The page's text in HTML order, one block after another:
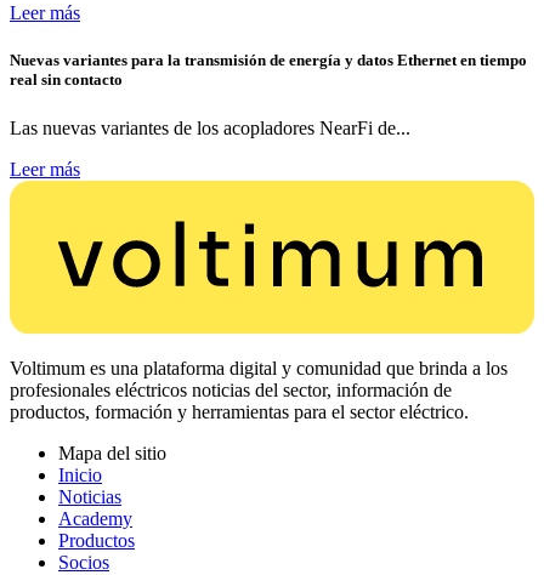
Leer más
Nuevas variantes para la transmisión de energía y datos Ethernet en tiempo
real sin contacto
Las nuevas variantes de los acopladores NearFi de...
Leer más
Voltimum es una plataforma digital y comunidad que brinda a los
profesionales eléctricos noticias del sector, información de
productos, formación y herramientas para el sector eléctrico.
Mapa del sitio
Inicio
Noticias
Academy
Productos
Socios